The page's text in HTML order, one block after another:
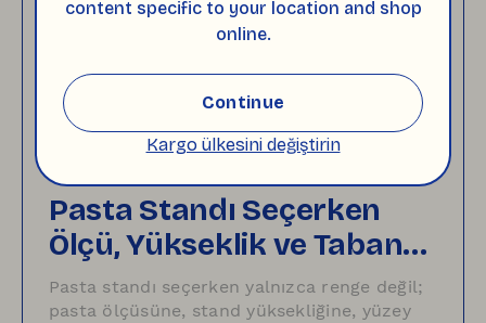
content specific to your location and shop
online.
Continue
Kargo ülkesini değiştirin
Pasta Standı Seçerken
Ölçü, Yükseklik ve Taban
Dengesi Neden Önemli?
Pasta standı seçerken yalnızca renge değil;
pasta ölçüsüne, stand yüksekliğine, yüzey